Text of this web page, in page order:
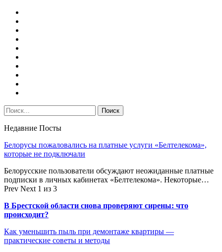
Недавние Посты
Белорусы пожаловались на платные услуги «Белтелекома»,
которые не подключали
Белорусские пользователи обсуждают неожиданные платные
подписки в личных кабинетах «Белтелекома». Некоторые…
Prev Next 1 из 3
В Брестской области снова проверяют сирены: что
происходит?
Как уменьшить пыль при демонтаже квартиры —
практические советы и методы